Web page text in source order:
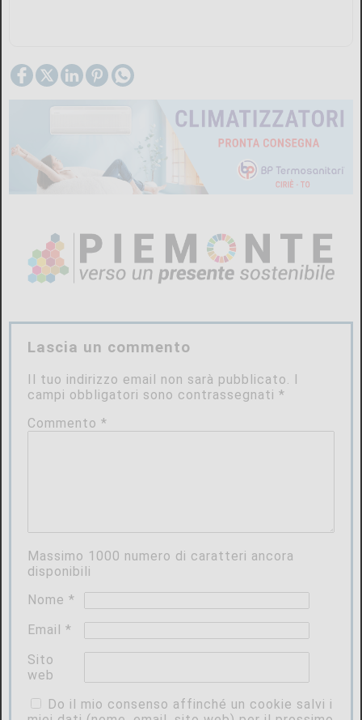
Lascia un commento
Il tuo indirizzo email non sarà pubblicato. I
campi obbligatori sono contrassegnati*
Commento*
Massimo 1000 numero di caratteri ancora
disponibili
Nome*
Email*
Sito
web
Do il mio consenso affinché un cookie salvi i